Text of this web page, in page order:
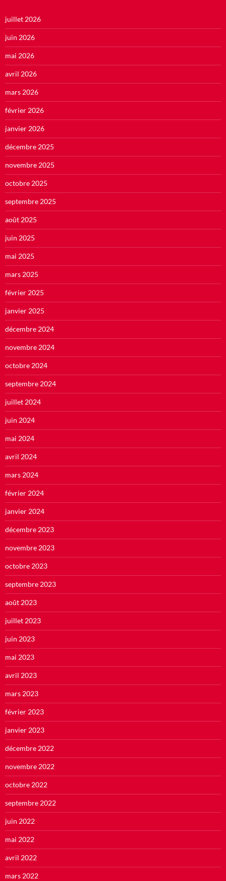
juillet 2026
juin 2026
mai 2026
avril 2026
mars 2026
février 2026
janvier 2026
décembre 2025
novembre 2025
octobre 2025
septembre 2025
août 2025
juin 2025
mai 2025
mars 2025
février 2025
janvier 2025
décembre 2024
novembre 2024
octobre 2024
septembre 2024
juillet 2024
juin 2024
mai 2024
avril 2024
mars 2024
février 2024
janvier 2024
décembre 2023
novembre 2023
octobre 2023
septembre 2023
août 2023
juillet 2023
juin 2023
mai 2023
avril 2023
mars 2023
février 2023
janvier 2023
décembre 2022
novembre 2022
octobre 2022
septembre 2022
juin 2022
mai 2022
avril 2022
mars 2022